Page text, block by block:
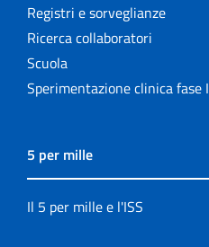
Registri e sorveglianze
Ricerca collaboratori
Scuola
Sperimentazione clinica fase I
5 per mille
Il 5 per mille e l'ISS